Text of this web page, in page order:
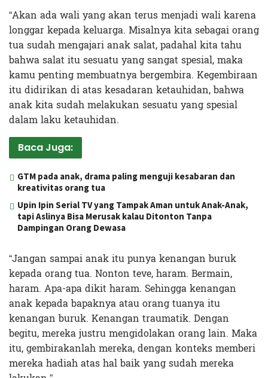
“Akan ada wali yang akan terus menjadi wali karena
longgar kepada keluarga. Misalnya kita sebagai orang
tua sudah mengajari anak salat, padahal kita tahu
bahwa salat itu sesuatu yang sangat spesial, maka
kamu penting membuatnya bergembira. Kegembiraan
itu didirikan di atas kesadaran ketauhidan, bahwa
anak kita sudah melakukan sesuatu yang spesial
dalam laku ketauhidan.
Baca Juga:
GTM pada anak, drama paling menguji kesabaran dan
kreativitas orang tua
Upin Ipin Serial TV yang Tampak Aman untuk Anak-Anak,
tapi Aslinya Bisa Merusak kalau Ditonton Tanpa
Dampingan Orang Dewasa
“Jangan sampai anak itu punya kenangan buruk
kepada orang tua. Nonton teve, haram. Bermain,
haram. Apa-apa dikit haram. Sehingga kenangan
anak kepada bapaknya atau orang tuanya itu
kenangan buruk. Kenangan traumatik. Dengan
begitu, mereka justru mengidolakan orang lain. Maka
itu, gembirakanlah mereka, dengan konteks memberi
mereka hadiah atas hal baik yang sudah mereka